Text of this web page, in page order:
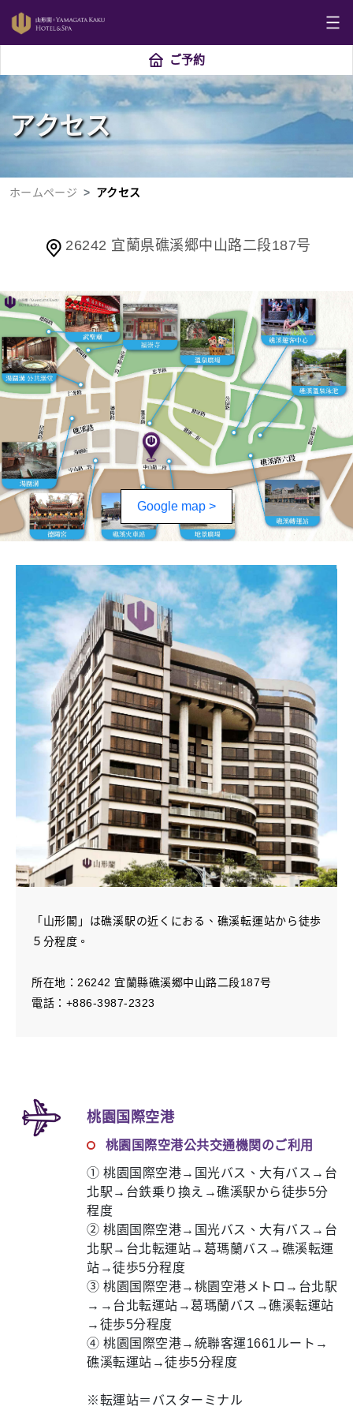
ご予約
アクセス
ホームページ アクセス
26242 宜蘭県礁溪郷中山路二段187号
Google map >
「山形閣」は礁溪駅の近くにおる、礁溪転運站から徒歩
５分程度。
所在地：26242 宜蘭縣礁溪郷中山路二段187号
電話：+886-3987-2323
桃園国際空港
桃園国際空港公共交通機関のご利用
① 桃園国際空港→国光バス、大有バス→台
北駅→台鉄乗り換え→礁溪駅から徒歩5分
程度
② 桃園国際空港→国光バス、大有バス→台
北駅→台北転運站→葛瑪蘭バス→礁溪転運
站→徒歩5分程度
③ 桃園国際空港→桃園空港メトロ→台北駅
→→台北転運站→葛瑪蘭バス→礁溪転運站
→徒歩5分程度
④ 桃園国際空港→統聯客運1661ルート→
礁溪転運站→徒歩5分程度
※転運站＝バスターミナル